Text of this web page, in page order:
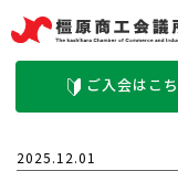
ご入会はこ
2025.12.01